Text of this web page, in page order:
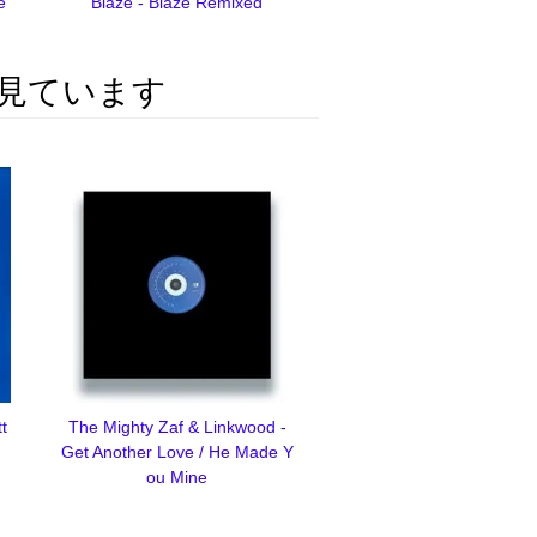
ています
The Mighty Zaf & Linkwood -
Get Another Love / He Made Y
ou Mine